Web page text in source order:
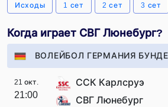
Исходы 1 сет 2 сет 3 сет
Когда играет СВГ Люнебург?
ВОЛЕЙБОЛ ГЕРМАНИЯ
21 окт.
21:00
ССК Карлсруэ
СВГ Люнебург